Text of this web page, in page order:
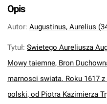
Opis
Autor: Augustinus, Aurelius
Tytuł: Swietego Aureliusza
Mowy taiemne, Bron
marnosci swiata. Roku 1617
polski, od Piotra Kazimierza